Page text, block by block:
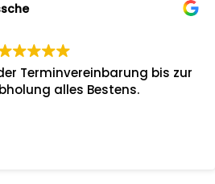
Terminvereinbarung bis zur
alles Bestens.